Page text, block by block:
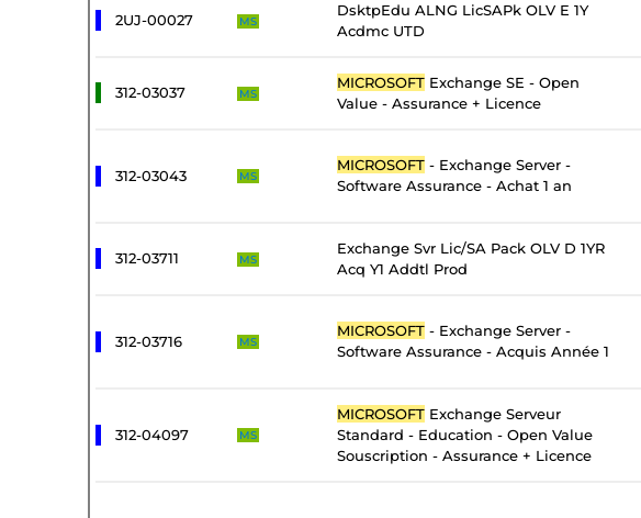
2UJ-00027 MS
DsktpEdu ALNG LicSAPk OLV E 1Y
Acdmc UTD
312-03037 MS
MICROSOFT Exchange SE - Open
Value - Assurance + Licence
312-03043 MS
MICROSOFT - Exchange Server -
Software Assurance - Achat 1 an
312-03711 MS
Exchange Svr Lic/SA Pack OLV D 1YR
Acq Y1 Addtl Prod
312-03716 MS
MICROSOFT - Exchange Server -
Software Assurance - Acquis Année 1
312-04097 MS
MICROSOFT Exchange Serveur
Standard - Education - Open Value
Souscription - Assurance + Licence